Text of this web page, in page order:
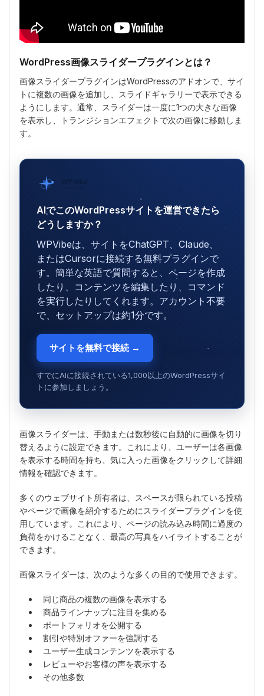
WordPress画像スライダープラグインとは？
画像スライダープラグインはWordPressのアドオンで、サイ
トに複数の画像を追加し、スライドギャラリーで表示できる
ようにします。通常、スライダーは一度に1つの大きな画像
を表示し、トランジションエフェクトで次の画像に移動しま
す。
WPVibe
AIでこのWordPressサイトを運営できたら
どうしますか？
WPVibeは、サイトをChatGPT、Claude、
またはCursorに接続する無料プラグインで
す。簡単な英語で質問すると、ページを作成
したり、コンテンツを編集したり、コマンド
を実行したりしてくれます。アカウント不要
で、セットアップは約1分です。
サイトを無料で接続 →
すでにAIに接続されている1,000以上のWordPressサイ
トに参加しましょう。
画像スライダーは、手動または数秒後に自動的に画像を切り
替えるように設定できます。これにより、ユーザーは各画像
を表示する時間を持ち、気に入った画像をクリックして詳細
情報を確認できます。
多くのウェブサイト所有者は、スペースが限られている投稿
やページで画像を紹介するためにスライダープラグインを使
用しています。これにより、ページの読み込み時間に過度の
負荷をかけることなく、最高の写真をハイライトすることが
できます。
画像スライダーは、次のような多くの目的で使用できます。
同じ商品の複数の画像を表示する
商品ラインナップに注目を集める
ポートフォリオを公開する
割引や特別オファーを強調する
ユーザー生成コンテンツを表示する
レビューやお客様の声を表示する
その他多数